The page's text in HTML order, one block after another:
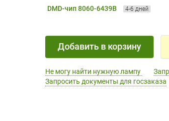
DMD-чип 8060-6439B 4-6 дней
Добавить в корзину
Не могу найти нужную лампу
Запросить документы для госзаказа